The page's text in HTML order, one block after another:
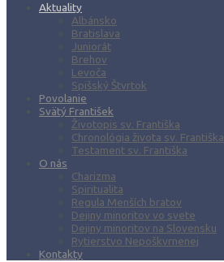
Aktuality
Albánsko
Bratislava
Juniorát
Brehov
Levoča
Spišský Štvrtok
Povolanie
Svätý František
Životopis sv. Františka
Chronológia života sv. Františka
Testament sv. Františka
O nás
Charizma
Spiritualita
Regula Menších bratov
Dejiny minoritov vo svete
Dejiny minoritov na Slovensku
Rytierstvo Nepoškvrnenej
Kontakty